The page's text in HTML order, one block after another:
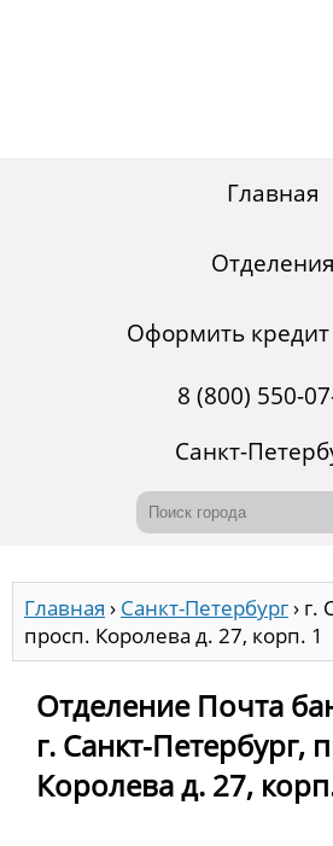
Главная
Отделения
Оформить
8 (800) 550-
Санкт-
Главная › Санкт-Петербург› г.
просп. Королева д. 27, корп. 1
Отделение Почта
г. Санкт-Петербург,
Королева д. 27,